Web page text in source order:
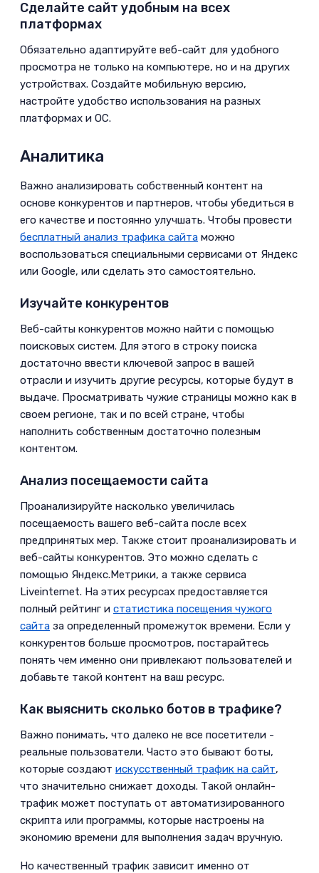
Сделайте сайт удобным на всех
платформах
­Обязательно адаптируйте веб-сайт для удобного
просмотра не только на компьютере, но и на других
устройствах. Создайте мобильную версию,
настройте удобство использования на разных
платформах и ОС.
Аналитика
­Важно анализировать собственный контент на
основе конкурентов и партнеров, чтобы убедиться в
его качестве и постоянно улучшать. Чтобы провести
бесплатный анализ трафика сайта можно
воспользоваться специальными сервисами от Яндекс
или Google, или сделать это самостоятельно.
Изучайте конкурентов
­Веб-сайты конкурентов можно найти с помощью
поисковых систем. Для этого в строку поиска
достаточно ввести ключевой запрос в вашей
отрасли и изучить другие ресурсы, которые будут в
выдаче. Просматривать чужие страницы можно как в
своем регионе, так и по всей стране, чтобы
наполнить собственным достаточно полезным
контентом.
Анализ посещаемости сайта
­Проанализируйте насколько увеличилась
посещаемость вашего веб-сайта после всех
предпринятых мер. Также стоит проанализировать и
веб-сайты конкурентов. Это можно сделать с
помощью Яндекс.Метрики, а также сервиса
Liveinternet. На этих ресурсах предоставляется
полный рейтинг и статистика посещения чужого
сайта за определенный промежуток времени. Если у
конкурентов больше просмотров, постарайтесь
понять чем именно они привлекают пользователей и
добавьте такой контент на ваш ресурс.
Как выяснить сколько ботов в трафике?
­Важно понимать, что далеко не все посетители -
реальные пользователи. Часто это бывают боты,
которые создают искусственный трафик на сайт,
что значительно снижает доходы. Такой онлайн-
трафик может поступать от автоматизированного
скрипта или программы, которые настроены на
экономию времени для выполнения задач вручную.
­Но качественный трафик зависит именно от